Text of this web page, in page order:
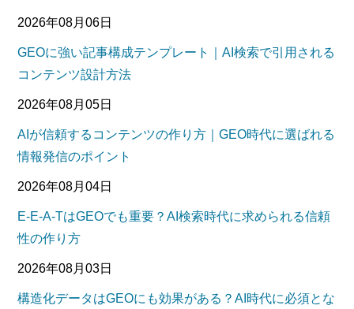
2026年08月06日
GEOに強い記事構成テンプレート｜AI検索で引用される
コンテンツ設計方法
2026年08月05日
AIが信頼するコンテンツの作り方｜GEO時代に選ばれる
情報発信のポイント
2026年08月04日
E-E-A-TはGEOでも重要？AI検索時代に求められる信頼
性の作り方
2026年08月03日
構造化データはGEOにも効果がある？AI時代に必須とな